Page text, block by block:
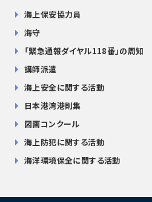
海上保安協力員
海守
「緊急通報ダイヤル118番」の周知
講師派遣
海上安全に関する活動
日本港湾港則集
図画コンクール
海上防犯に関する活動
海洋環境保全に関する活動